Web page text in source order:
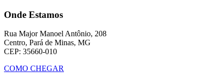
Onde Estamos
Rua Major Manoel Antônio, 208
Centro, Pará de Minas, MG
CEP: 35660-010
COMO CHEGAR